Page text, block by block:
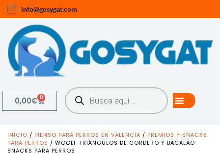
info@gosygat.com
0,00€ 0
INICIO / PIENSO PARA PERROS EN VALENCIA / PREMIOS Y SNACKS
PARA PERROS / WOOLF TRIÁNGULOS DE CORDERO Y BACALAO
SNACKS PARA PERROS